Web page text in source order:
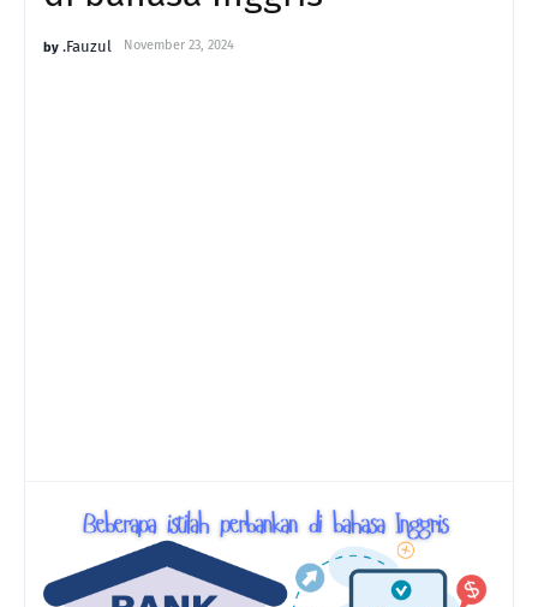
.Fauzul November 23, 2024